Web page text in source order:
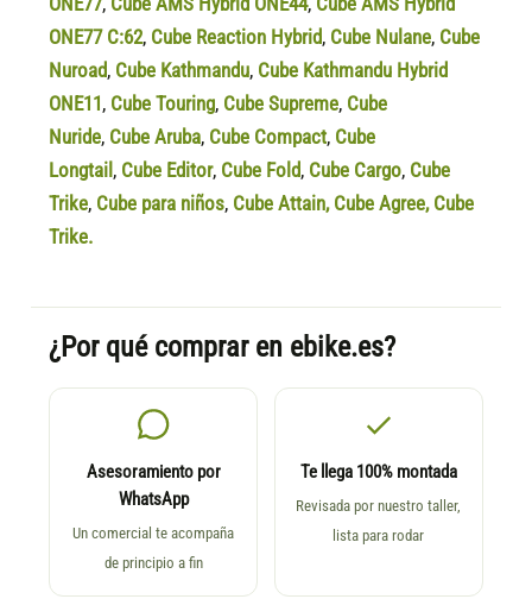
ONE77 C:62, Cube Reaction Hybrid, Cube Nulane, Cube
Nuroad, Cube Kathmandu, Cube Kathmandu Hybrid
ONE11, Cube Touring, Cube Supreme, Cube
Nuride, Cube Aruba, Cube Compact, Cube
Longtail , Cube Editor, Cube Fold, Cube Cargo, Cube
Trike, Cube para niños, Cube Attain, Cube Agree, Cube
Trike.
¿Por qué comprar en ebike.es?
Asesoramiento por
WhatsApp
Un comercial te acompaña
de principio a fin
Te llega 100% montada
Revisada por nuestro taller,
lista para rodar